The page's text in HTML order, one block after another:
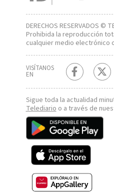
DERECHOS RESERVADOS ©
Prohibida la reproducción
cualquier medio electrónico
VISÍTANOS
EN
Sigue toda la actualidad
Telediario o a través de